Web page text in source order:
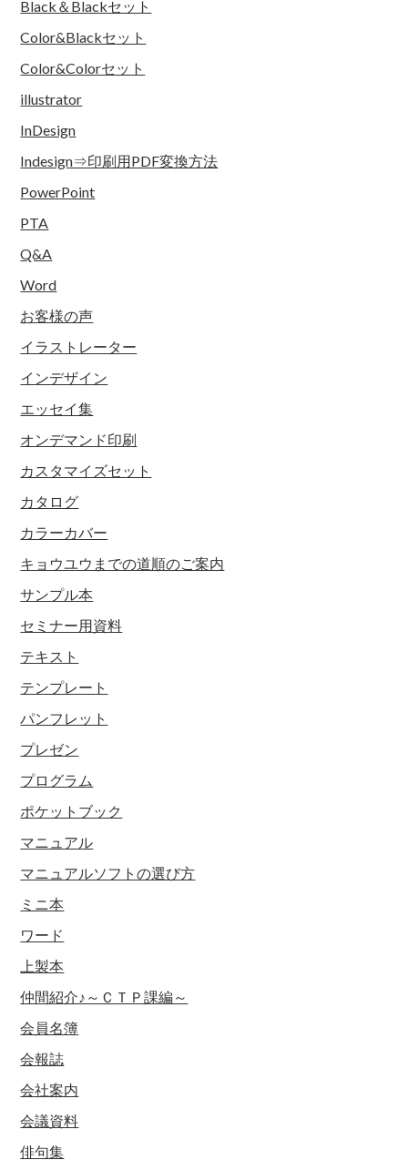
Black＆Blackセット
Color&Blackセット
Color&Colorセット
illustrator
InDesign
Indesign⇒印刷用PDF変換方法
PowerPoint
PTA
Q&A
Word
お客様の声
イラストレーター
インデザイン
エッセイ集
オンデマンド印刷
カスタマイズセット
カタログ
カラーカバー
キョウユウまでの道順のご案内
サンプル本
セミナー用資料
テキスト
テンプレート
パンフレット
プレゼン
プログラム
ポケットブック
マニュアル
マニュアルソフトの選び方
ミニ本
ワード
上製本
仲間紹介♪～ＣＴＰ課編～
会員名簿
会報誌
会社案内
会議資料
俳句集